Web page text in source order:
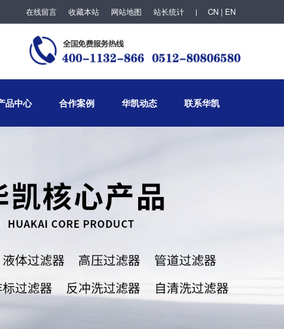
CN | EN
站长统计
网站地图
收藏本站
在线留言
品中心 合作案例 华凯动态 联系华凯